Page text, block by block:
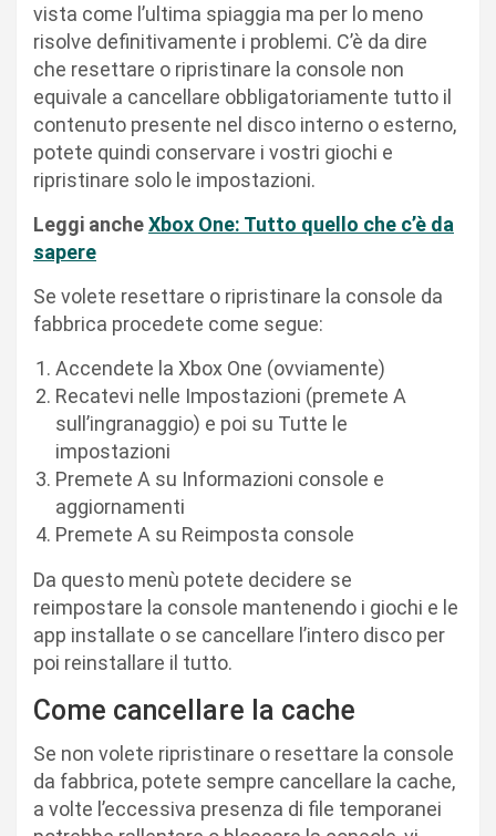
vista come l’ultima spiaggia ma per lo meno
risolve definitivamente i problemi. C’è da dire
che resettare o ripristinare la console non
equivale a cancellare obbligatoriamente tutto il
contenuto presente nel disco interno o esterno,
potete quindi conservare i vostri giochi e
ripristinare solo le impostazioni.
Leggi ancheXbox One: Tutto quello che c’è da
sapere
Se volete resettare o ripristinare la console da
fabbrica procedete come segue:
Accendete la Xbox One (ovviamente)
Recatevi nelle Impostazioni (premete A
sull’ingranaggio) e poi su Tutte le
impostazioni
Premete A su Informazioni console e
aggiornamenti
Premete A su Reimposta console
Da questo menù potete decidere se
reimpostare la console mantenendo i giochi e le
app installate o se cancellare l’intero disco per
poi reinstallare il tutto.
Come cancellare la cache
Se non volete ripristinare o resettare la console
da fabbrica, potete sempre cancellare la cache,
a volte l’eccessiva presenza di file temporanei